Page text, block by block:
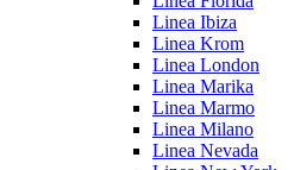
Linea Ibiza
Linea Krom
Linea London
Linea Marika
Linea Marmo
Linea Milano
Linea Nevada